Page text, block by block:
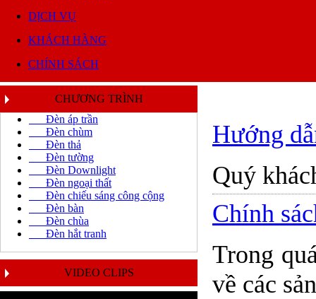
DỊCH VỤ
KHÁCH HÀNG
CHÍNH SÁCH
CHƯƠNG TRÌNH
Đèn áp trần
Đèn chùm
Đèn thả
Đèn tường
Đèn Downlight
Đèn ngoại thất
Đèn chiếu sáng công cộng
Đèn bàn
Đèn chùa
Đèn hắt tranh
VIDEO CLIPS
Hướng
Quý
Chính
Trong
về các